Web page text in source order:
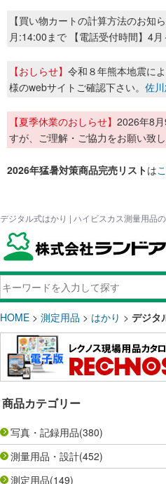
【買い物カートの計算方法のお知
月:14:00まで 【電話受付時間】4
【おしらせ】 令和８年熊本地震に
様のwebサイトご確認下さい。 佐
【夏季休業のおしらせ】 2026年8
すが、ご理解・ご協力をお願い致し
2026年猛暑対策商品完売リストは
デジタル式はかり | ハイビスカス測量用品
HOME > 測定用品 > はかり > デジタ
商品カテゴリー
写真・記録用品(380)
測量用品・設計(452)
測定用品(149)